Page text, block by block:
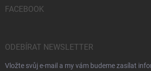
FACEBOOK
ODEBÍRAT NEWSLETTER
Vložte svůj e-mail a my vám budeme zasílat